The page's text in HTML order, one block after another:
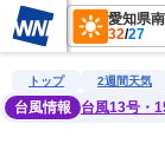
32/27
雨雲レーダー 台
トップ 2週間天気
台風情報
台風13号・